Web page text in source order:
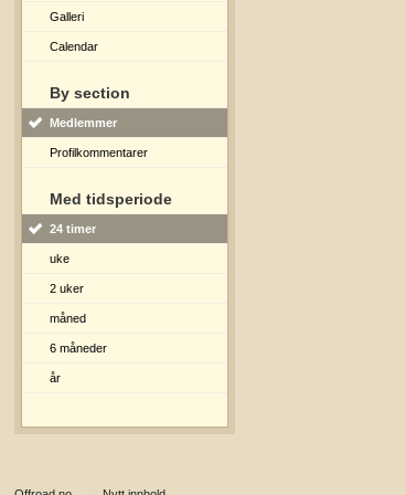
Galleri
Calendar
By section
Medlemmer
Profilkommentarer
Med tidsperiode
24 timer
uke
2 uker
måned
6 måneder
år